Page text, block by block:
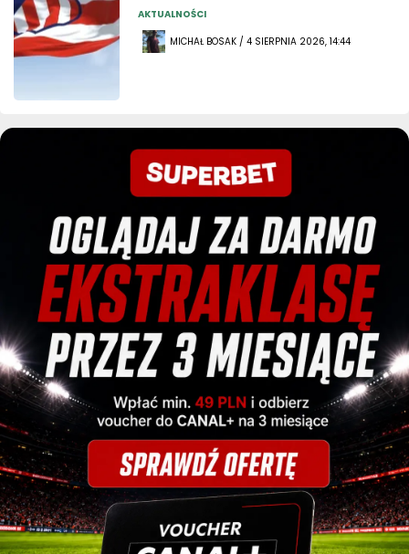
AKTUALNOŚCI
MICHAŁ BOSAK / 4 SIERPNIA 2026, 14:44